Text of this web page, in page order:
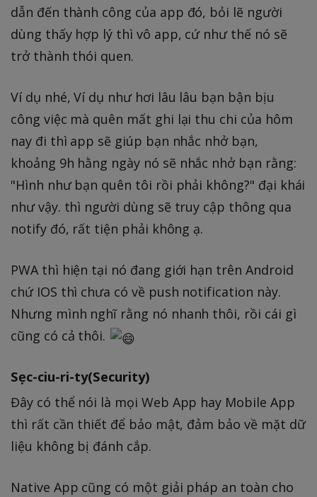
dẫn đến thành công của app đó, bỏi lẽ người
dùng thấy hợp lý thì vô app, cứ như thế nó sẽ
trở thành thói quen.
Ví dụ nhé, Ví dụ như hơi lâu lâu bạn bận bịu
công việc mà quên mất ghi lại thu chi của hôm
nay đi thì app sẽ giúp bạn nhắc nhở bạn,
khoảng 9h hằng ngày nó sẽ nhắc nhở bạn rằng:
"Hình như bạn quên tôi rồi phải không?" đại khái
như vậy. thì người dùng sẽ truy cập thông qua
notify đó, rất tiện phải không ạ.
PWA thì hiện tại nó đang giới hạn trên Android
chứ IOS thì chưa có về push notification này.
Nhưng mình nghĩ rằng nó nhanh thôi, rồi cái gì
cũng có cả thôi.
Sẹc-ciu-ri-ty(Security)
Đây có thể nói là mọi Web App hay Mobile App
thì rất cần thiết để bảo mật, đảm bảo về mặt dữ
liệu không bị đánh cắp.
Native App cũng có một giải pháp an toàn cho